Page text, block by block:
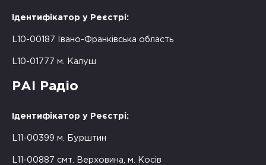
Ідентифікатор у Реєстрі:
L10-00187 Івано-Франківська область
L10-01777 м. Калуш
РАІ Радіо
Ідентифікатор у Реєстрі:
L11-00399 м. Бурштин
L11-00887 смт. Верховина, м. Косів